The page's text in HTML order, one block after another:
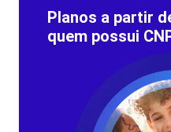
Planos a partir
quem possui